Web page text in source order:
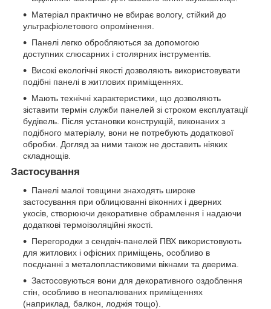
Матеріал практично не вбирає вологу, стійкий до
ультрафіолетового опромінення.
Панелі легко обробляються за допомогою
доступних слюсарних і столярних інструментів.
Високі екологічні якості дозволяють використовувати
подібні панелі в житлових приміщеннях.
Мають технічні характеристики, що дозволяють
зіставити термін служби панелей зі строком експлуатації
будівель. Після установки конструкцій, виконаних з
подібного матеріалу, вони не потребують додаткової
обробки. Догляд за ними також не доставить ніяких
складнощів.
Застосування
Панелі малої товщини знаходять широке
застосування при облицюванні віконних і дверних
укосів, створюючи декоративне обрамлення і надаючи
додаткові термоізоляційні якості.
Перегородки з сендвіч-панелей ПВХ використовують
для житлових і офісних приміщень, особливо в
поєднанні з металопластиковими вікнами та дверима.
Застосовуються вони для декоративного оздоблення
стін, особливо в неопалюваних приміщеннях
(наприклад, балкон, лоджія тощо).